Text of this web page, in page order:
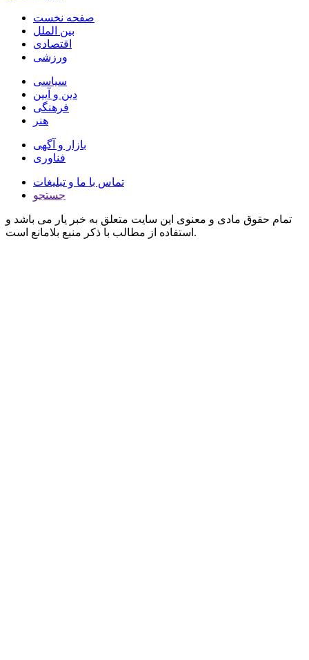
صفحه نخست
بین الملل
اقتصادی
ورزشی
سیاسی
دین و آیین
فرهنگی
هنر
بازار و آگهی
فناوری
تماس با ما و تبلیغات
جستجو
تمام حقوق مادی و معنوی این سایت متعلق به خبر یار می باشد و
استفاده از مطالب با ذکر منبع بلامانع است.